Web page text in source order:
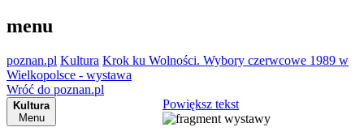
menu
poznan.pl Kultura Krok ku Wolności. Wybory czerwcowe 1989 w
Wielkopolsce - wystawa
Wróć do poznan.pl
Kultura
Menu
Powiększ tekst